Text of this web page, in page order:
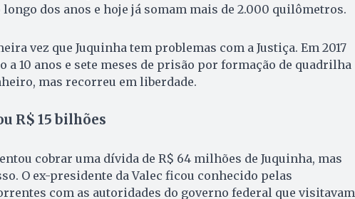
dos anos e hoje já somam mais de 2.000 quilômetros.
vez que Juquinha tem problemas com a Justiça. Em 2017
a 10 anos e sete meses de prisão por formação de quadrilha
mas recorreu em liberdade.
R$ 15 bilhões
cobrar uma dívida de R$ 64 milhões de Juquinha, mas
O ex-presidente da Valec ficou conhecido pelas
com as autoridades do governo federal que visitavam